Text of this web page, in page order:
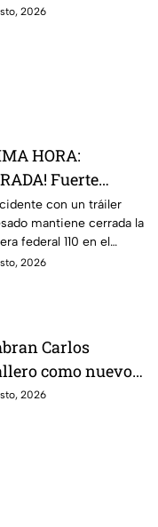
vehículo oficial
2026
HORA:
Fuerte
desata
en
de
HOY
con un tráiler
mantiene cerrada la
federal 110 en el
Irapuato. El
2026
Carlos
como nuevo
del
2026